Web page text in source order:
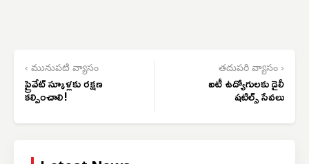
‹ మునుపటి వ్యాసం
ప్రైవేట్ స్కూళ్లకు రక్షణ
కల్పించాలి!
తదుపరి వ్యాసం ›
ఐటీ ఉద్యోగులకు డైలీ
షటిల్స్ సేవలు